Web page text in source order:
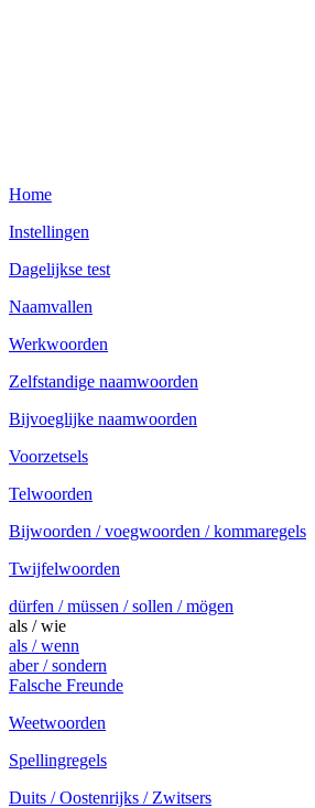
Home
Instellingen
Dagelijkse test
Naamvallen
Werkwoorden
Zelfstandige naamwoorden
Bijvoeglijke naamwoorden
Voorzetsels
Telwoorden
Bijwoorden / voegwoorden / kommaregels
Twijfelwoorden
dürfen / müssen / sollen / mögen
als / wie
als / wenn
aber / sondern
Falsche Freunde
Weetwoorden
Spellingregels
Duits / Oostenrijks / Zwitsers